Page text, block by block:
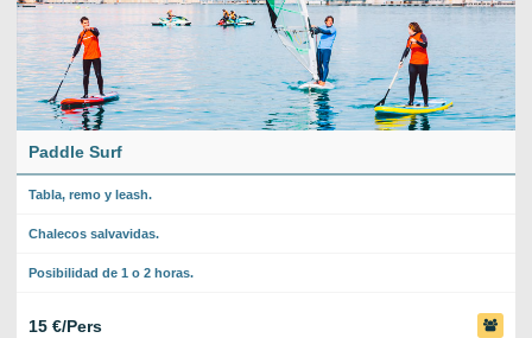
Paddle Surf
Tabla, remo y leash.
Chalecos salvavidas.
Posibilidad de 1 o 2 horas.
15 €/Pers